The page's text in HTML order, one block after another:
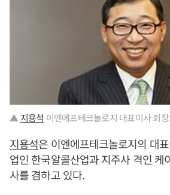
▲ 지용석 이엔에프테크놀로지 대표이사 회장.
지용석은 이엔에프테크놀로지의 대
업인 한국알콜산업과 지주사 격인 케
사를 겸하고 있다.